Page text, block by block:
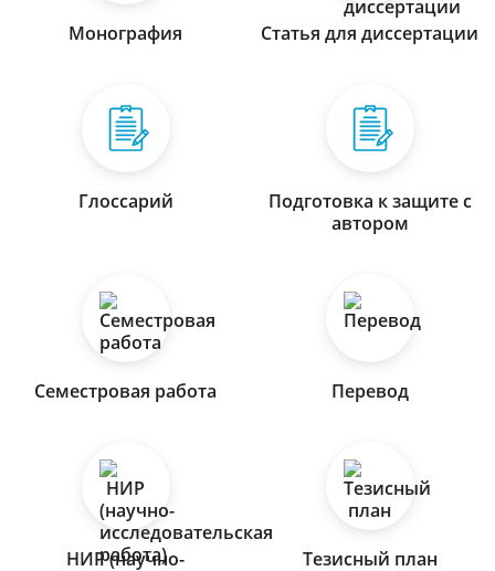
Монография Статья для диссертации
Глоссарий
Подготовка к защите с
автором
Семестровая работа Перевод
НИР (научно-
Тезисный план